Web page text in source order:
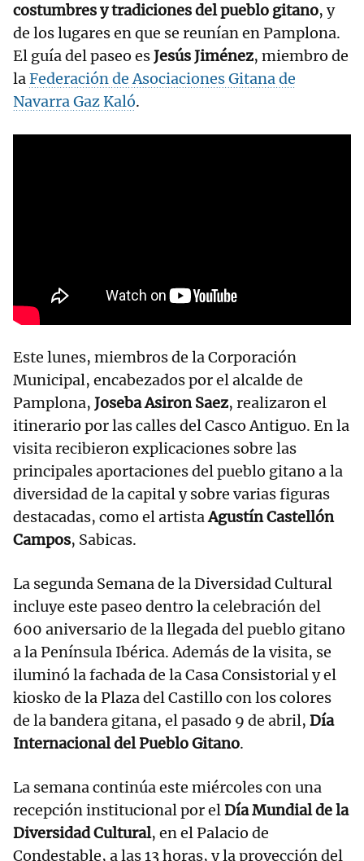
costumbres y tradiciones del pueblo gitano, y
de los lugares en que se reunían en Pamplona.
El guía del paseo esJesús Jiménez, miembro de
laFederación de Asociaciones Gitana de
Navarra Gaz Kaló.
Este lunes, miembros de la Corporación
Municipal, encabezados por el alcalde de
Pamplona, Joseba Asiron Saez, realizaron el
itinerario por las calles del Casco Antiguo. En la
visita recibieron explicaciones sobre las
principales aportaciones del pueblo gitano a la
diversidad de la capital y sobre varias figuras
destacadas, como el artistaAgustín Castellón
Campos, Sabicas.
La segunda Semana de la Diversidad Cultural
incluye este paseo dentro la celebración del
600 aniversario de la llegada del pueblo gitano
a la Península Ibérica. Además de la visita, se
iluminó la fachada de la Casa Consistorial y el
kiosko de la Plaza del Castillo con los colores
de la bandera gitana, el pasado 9 de abril, Día
Internacional del Pueblo Gitano.
La semana continúa este miércoles con una
recepción institucional por elDía Mundial de la
Diversidad Cultural, en el Palacio de
Condestable, a las 13 horas, y la proyección del